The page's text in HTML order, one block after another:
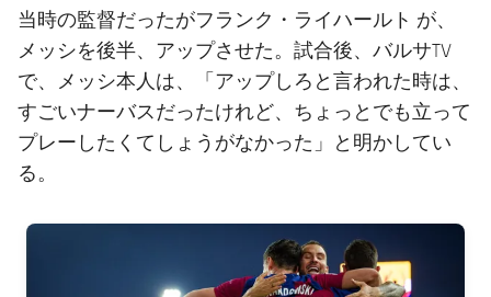
当時の監督だったがフランク・ライハールト が、
メッシを後半、アップさせた。試合後、バルサTV
で、メッシ本人は、「アップしろと言われた時は、
すごいナーバスだったけれど、ちょっとでも立って
プレーしたくてしょうがなかった」と明かしてい
る。
FC Barcelona club badge